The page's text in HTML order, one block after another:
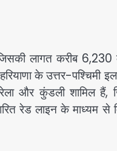
लागत करीब 6,230
के उत्तर-पश्चिमी
और कुंडली शामिल हैं,
रेड लाइन के माध्यम से